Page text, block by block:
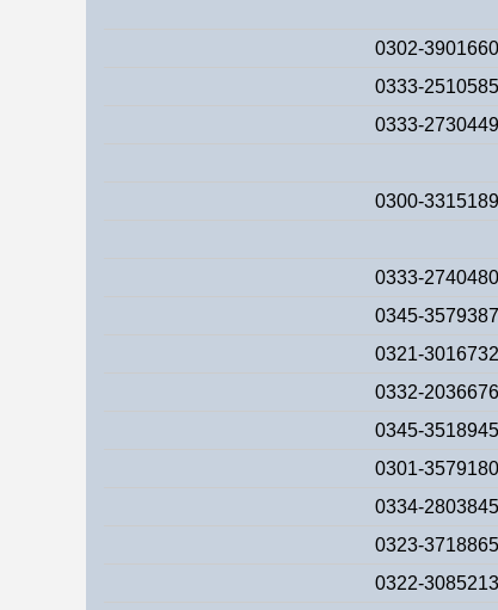
0302-3901660
0333-2510585
0333-2730449
0300-3315189
0333-2740480
0345-3579387
0321-3016732
0332-2036676
0345-3518945
0301-3579180
0334-2803845
0323-3718865
0322-3085213